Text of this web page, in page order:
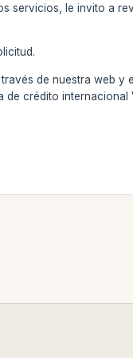
servicios, le invito a
de nuestra web y
crédito internacional